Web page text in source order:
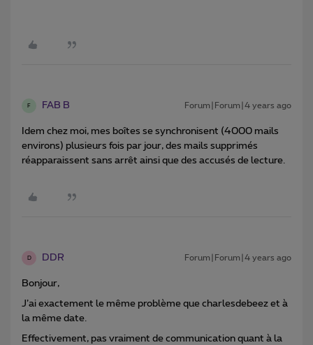
F FAB B Forum|Forum|4 years ago
Idem chez moi, mes boîtes se synchronisent (4000 mails
environs) plusieurs fois par jour, des mails supprimés
réapparaissent sans arrêt ainsi que des accusés de lecture.
D DDR Forum|Forum|4 years ago
Bonjour,
J’ai exactement le même problème que charlesdebeez et à
la même date.
Effectivement, pas vraiment de communication quant à la